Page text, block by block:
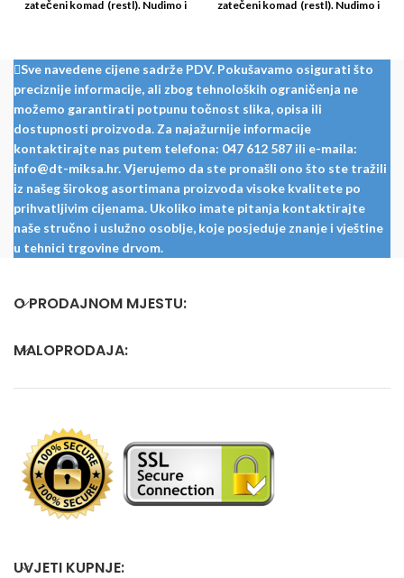
zatečeni komad (restl). Nudimo i
trake za kantiranje molimo vas
da se savjetujete s kolegama iz
odjela krojenja.
zatečeni komad (restl). Nudimo i
trake za kantiranje molimo vas
da se savjetujete s kolegama iz
odjela krojenja.
Sve navedene cijene sadrže PDV. Pokušavamo osigurati što
preciznije informacije, ali zbog tehnoloških ograničenja ne
možemo garantirati potpunu točnost slika, opisa ili
dostupnosti proizvoda. Za najažurnije informacije
kontaktirajte nas putem telefona: 047 612 587 ili e-maila:
info@dt-miksa.hr. Vjerujemo da ste pronašli ono što ste tražili
iz našeg širokog asortimana proizvoda visoke kvalitete po
prihvatljivim cijenama. Ukoliko imate pitanja kontaktirajte
naše stručno i uslužno osoblje, koje posjeduje znanje i vještine
u tehnici trgovine drvom.
O PRODAJNOM MJESTU:
MALOPRODAJA:
UVJETI KUPNJE: